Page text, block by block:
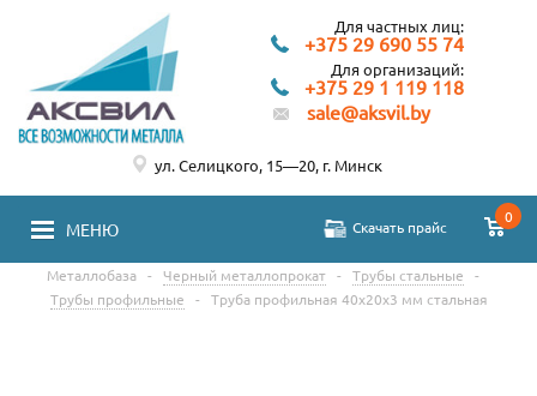
Для частных лиц:
+375 29 690 55 74
Для организаций:
+375 29 1 119 118
sale@aksvil.by
МЕНЮ Скачать прайс
0
ул. Селицкого, 15—20, г. Минск
Металлобаза - Черный металлопрокат - Трубы стальные
-
Трубы профильные
- Труба профильная 40х20х3 мм стальная